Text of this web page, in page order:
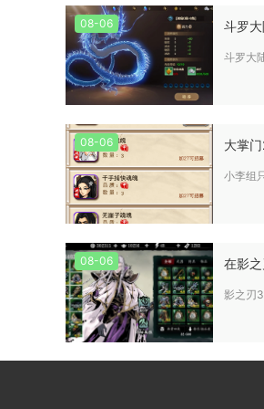
08-06 斗罗
斗罗大
08-06 大掌
小李组
08-06 在影
影之刃